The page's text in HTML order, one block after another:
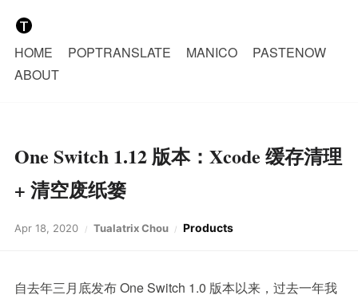
HOME POPTRANSLATE MANICO
PASTENOW
ABOUT
One Switch 1.12 版本：Xcode 缓存清理
+ 清空废纸篓
Apr 18, 2020 Tualatrix Chou Products
自去年三月底发布 One Switch 1.0 版本以来，过去一年我